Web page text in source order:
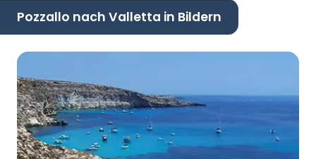
Pozzallo nach Valletta in Bildern